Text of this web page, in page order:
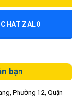
CHAT ZALO
bạn
Phường 12, Quận